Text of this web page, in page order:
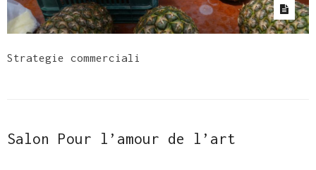
Strategie commerciali
Salon Pour l’amour de l’art